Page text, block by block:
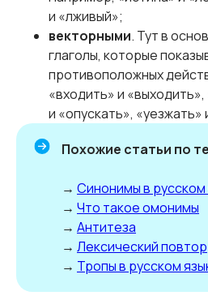
и «лживый»;
векторными. Тут в
глаголы, которые
противоположных
«входить» и
и «опускать», «уезжать»
Похожие статьи по
→ Синонимы в русском
→ Что такое омонимы
→ Антитеза
→ Лексический повтор
→ Тропы в русском